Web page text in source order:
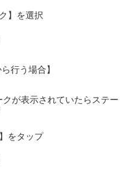
】を選択
行う場合】
クが表示されていたらステー
をタップ